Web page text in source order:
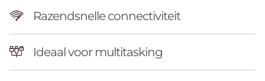
Razendsnelle connectiviteit
Ideaal voor multitasking